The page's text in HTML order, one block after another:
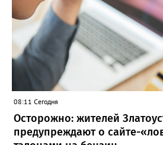
фестивальные мероприятия будет
фестивале участвовали 26 финалистов
Челябинской, Свердловской,
областей, Ханты-Мансийского
Республики Башкортостан.
идейный вдохновитель, организатор
певец, победитель главного
«Солдатский конверт», лауреат премии
искусства «Золотая лира», участник
на Первом канале, обладатель звания
Ковин.
08:11 Сегодня
Осторожно: жителей
предупреждают о сайте-